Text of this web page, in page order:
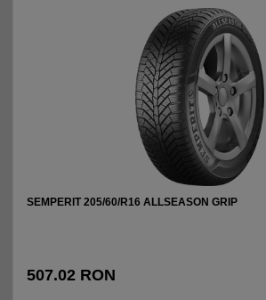
SEMPERIT 205/60/R16 ALLSEASON GRIP
507.02 RON